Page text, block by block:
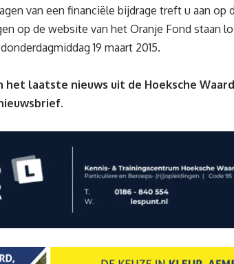
van een financiële bijdrage treft u aan op
op de website van het Oranje Fond staan
19 maart 2015.
het laatste nieuws uit de Hoeksche